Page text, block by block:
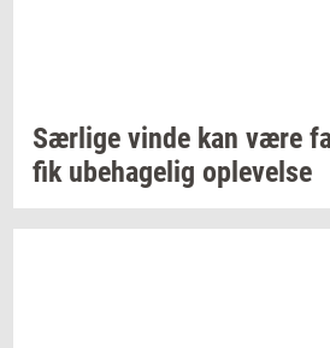
Sær­li­ge vinde kan være
fik ube­ha­ge­lig op­le­vel­se